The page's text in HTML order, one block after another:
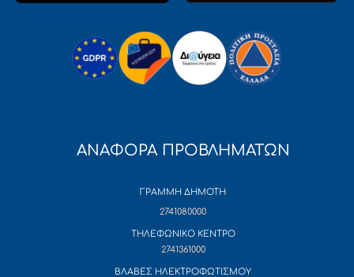
ΑΝΑΦΟΡΑ ΠΡΟΒΛΗΜΑΤΩΝ
ΓΡΑΜΜΗ ΔΗΜΟΤΗ
2741080000
ΤΗΛΕΦΩΝΙΚΟ ΚΕΝΤΡΟ
2741361000
ΒΛΑΒΕΣ ΗΛΕΚΤΡΟΦΩΤΙΣΜΟΥ